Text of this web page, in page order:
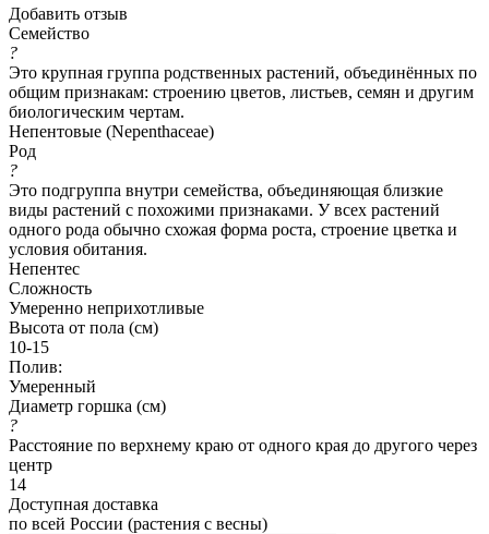
Добавить отзыв
Семейство
?
Это крупная группа родственных растений, объединённых по
общим признакам: строению цветов, листьев, семян и другим
биологическим чертам.
Непентовые (Nepenthaceae)
Род
?
Это подгруппа внутри семейства, объединяющая близкие
виды растений с похожими признаками. У всех растений
одного рода обычно схожая форма роста, строение цветка и
условия обитания.
Непентес
Сложность
Умеренно неприхотливые
Высота от пола (см)
10-15
Полив:
Умеренный
Диаметр горшка (см)
?
Расстояние по верхнему краю от одного края до другого через
центр
14
Доступная доставка
по всей России (растения с весны)